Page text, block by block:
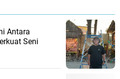
Antara
Seni